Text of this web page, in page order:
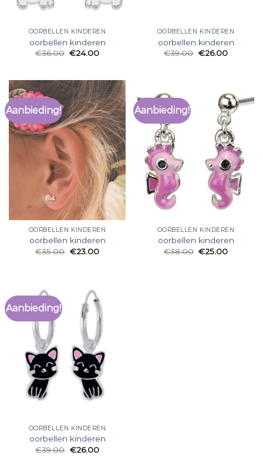
OORBELLEN KINDEREN
oorbellen kinderen
€36.00 €24.00
OORBELLEN KINDEREN
oorbellen kinderen
€39.00 €26.00
Aanbieding!
OORBELLEN KINDEREN
oorbellen kinderen
€35.00 €23.00
Aanbieding!
OORBELLEN KINDEREN
oorbellen kinderen
€38.00 €25.00
Aanbieding!
OORBELLEN KINDEREN
oorbellen kinderen
€39.00 €26.00